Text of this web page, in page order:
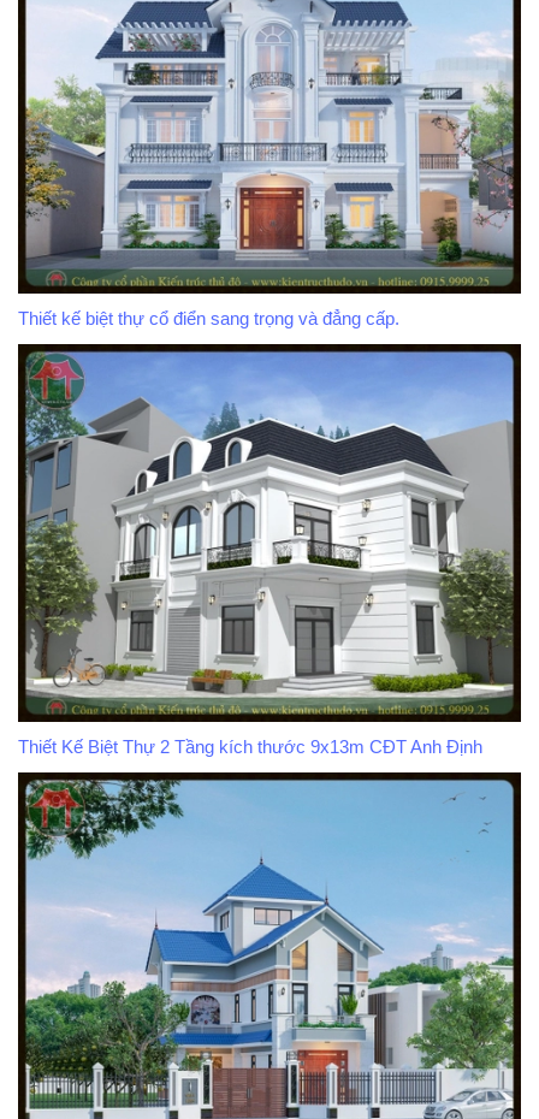
Thiết kế biệt thự cổ điển sang trọng và đẳng cấp.
Thiết Kế Biệt Thự 2 Tầng kích thước 9x13m CĐT Anh Định